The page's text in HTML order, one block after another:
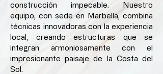
construcción impecable. Nuestro
equipo, con sede en Marbella, combina
técnicas innovadoras con la experiencia
local, creando estructuras que se
integran armoniosamente con el
impresionante paisaje de la Costa del
Sol.